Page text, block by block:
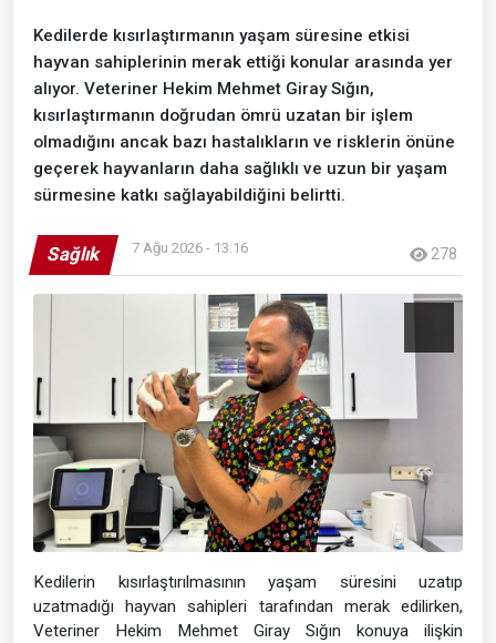
Kedilerde kısırlaştırmanın yaşam süresine etkisi
hayvan sahiplerinin merak ettiği konular arasında yer
alıyor. Veteriner Hekim Mehmet Giray Sığın,
kısırlaştırmanın doğrudan ömrü uzatan bir işlem
olmadığını ancak bazı hastalıkların ve risklerin önüne
geçerek hayvanların daha sağlıklı ve uzun bir yaşam
sürmesine katkı sağlayabildiğini belirtti.
Sağlık 7 Ağu 2026 - 13:16 278
Kedilerin kısırlaştırılmasının yaşam süresini uzatıp
uzatmadığı hayvan sahipleri tarafından merak edilirken,
Veteriner Hekim Mehmet Giray Sığın konuya ilişkin